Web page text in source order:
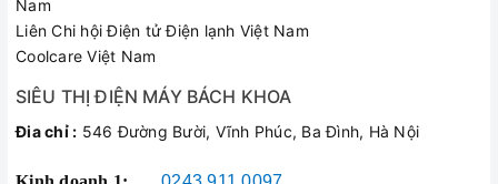
Van điều chỉnh lượng nước theo yêu cầu
Nam
Liên Chi hội Điện tử Điện lạnh Việt Nam
Coolcare Việt Nam
SIÊU THỊ ĐIỆN MÁY BÁCH KHOA
Đia chỉ : 546 Đường Bười, Vĩnh Phúc, Ba Đình, Hà Nội